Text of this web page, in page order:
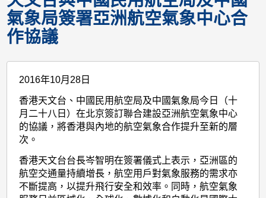
氣象局簽署亞洲航空氣象中心合
作協議
2016年10月28日
香港天文台、中國民用航空局及中國氣象局今日（十
月二十八日）在北京簽訂聯合建設亞洲航空氣象中心
的協議，將香港與內地的航空氣象合作提升至新的層
次。
香港天文台台長岑智明在簽署儀式上表示，亞洲區的
航空交通量持續增長，航空用戶對氣象服務的需求亦
不斷提高，以提升飛行安全和效率。同時，航空氣象